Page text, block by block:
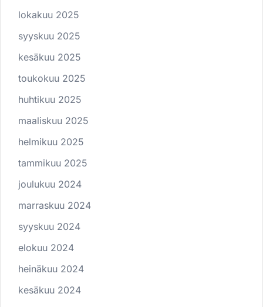
lokakuu 2025
syyskuu 2025
kesäkuu 2025
toukokuu 2025
huhtikuu 2025
maaliskuu 2025
helmikuu 2025
tammikuu 2025
joulukuu 2024
marraskuu 2024
syyskuu 2024
elokuu 2024
heinäkuu 2024
kesäkuu 2024